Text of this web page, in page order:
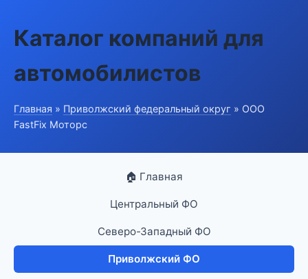
Каталог компаний для
автомобилистов
Главная » Приволжский федеральный округ » ООО
FastFix Моторс
🏠 Главная
Центральный ФО
Северо-Западный ФО
Приволжский ФО